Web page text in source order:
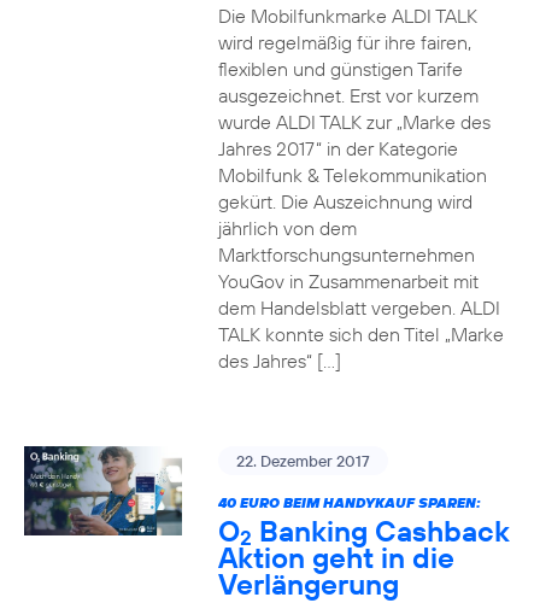
Die Mobilfunkmarke ALDI TALK
wird regelmäßig für ihre fairen,
flexiblen und günstigen Tarife
ausgezeichnet. Erst vor kurzem
wurde ALDI TALK zur „Marke des
Jahres 2017“ in der Kategorie
Mobilfunk & Telekommunikation
gekürt. Die Auszeichnung wird
jährlich von dem
Marktforschungsunternehmen
YouGov in Zusammenarbeit mit
dem Handelsblatt vergeben. ALDI
TALK konnte sich den Titel „Marke
des Jahres“ […]
22. Dezember 2017
40 EURO BEIM HANDYKAUF SPAREN:
O2 Banking Cashback
Aktion geht in die
Verlängerung